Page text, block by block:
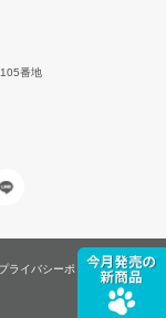
番地
プライバシーポリシー